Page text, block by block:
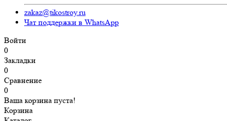
zakaz@tikostroy.ru
Чат поддержки в WhatsApp
Войти
0
Закладки
0
Сравнение
0
Ваша корзина пуста!
Корзина